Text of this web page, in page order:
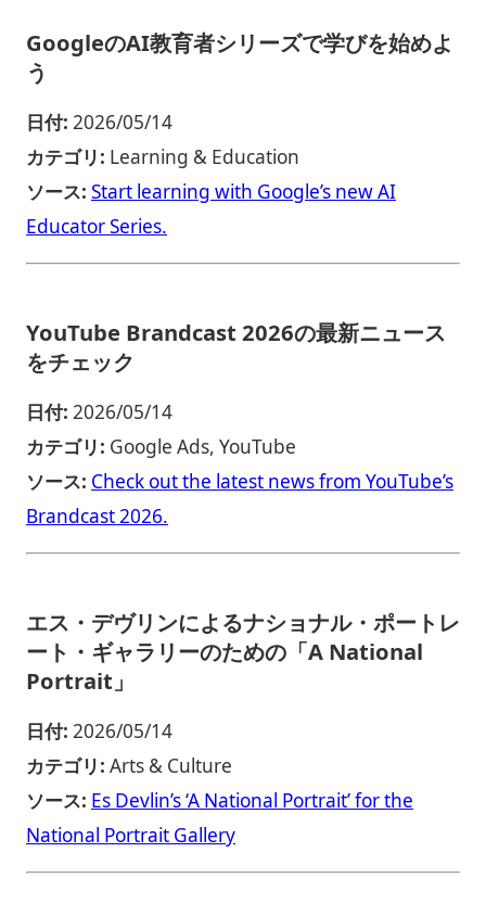
GoogleのAI教育者シリーズで学びを始めよ
う
日付: 2026/05/14
カテゴリ: Learning & Education
ソース: Start learning with Google’s new AI
Educator Series.
YouTube Brandcast 2026の最新ニュース
をチェック
日付: 2026/05/14
カテゴリ: Google Ads, YouTube
ソース: Check out the latest news from YouTube’s
Brandcast 2026.
エス・デヴリンによるナショナル・ポートレ
ート・ギャラリーのための「A National
Portrait」
日付: 2026/05/14
カテゴリ: Arts & Culture
ソース: Es Devlin’s ‘A National Portrait’ for the
National Portrait Gallery